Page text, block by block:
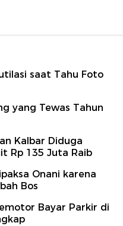
saat Tahu Foto
yang Tewas Tahun
Kalbar Diduga
Rp 135 Juta Raib
Onani karena
Bos
Bayar Parkir di